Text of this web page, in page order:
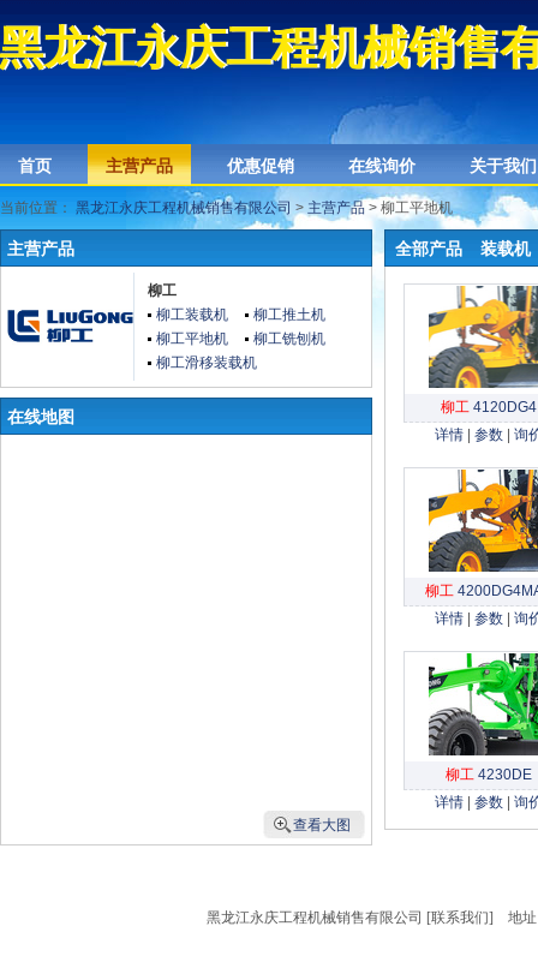
黑龙江永庆工程机械销售
龙江永庆工程机械销售
首页 主营产品 优惠促销 在线询价 关于我们
当前位置： 黑龙江永庆工程机械销售有限公司 > 主营产品 > 柳工平地机
全部产品 装载机
柳工4120DG4
详情| 参数| 询
柳工
详情| 参数| 询
柳工4230DE
详情| 参数| 询
主营产品
柳工
柳工装载机
柳工推土机
柳工平地机
柳工铣刨机
柳工滑移装载机
在线地图
查看大图
黑龙江永庆工程机械销售有限公司 [联系我们] 地址